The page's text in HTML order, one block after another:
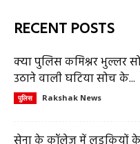
RECENT POSTS
क्या पुलिस कमिश्नर भुल्लर
उठाने वाली घटिया सोच के...
पुलिस Rakshak News